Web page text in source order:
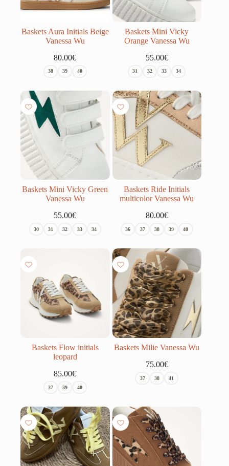
Baskets Aura Initials Beige
Vanessa Wu
80.00€
38 39 40
Baskets Mini Vicky
Orange Vanessa Wu
55.00€
31 32 33 34
Baskets Mini Vicky Green
Vanessa Wu
55.00€
30 31 32 33 34
Baskets Ride Initials
multicolor Vanessa Wu
80.00€
36 37 38 39 40
Baskets Flow initials
leopard
85.00€
37 39 40
Baskets Milie Vanessa Wu
75.00€
37 38 41